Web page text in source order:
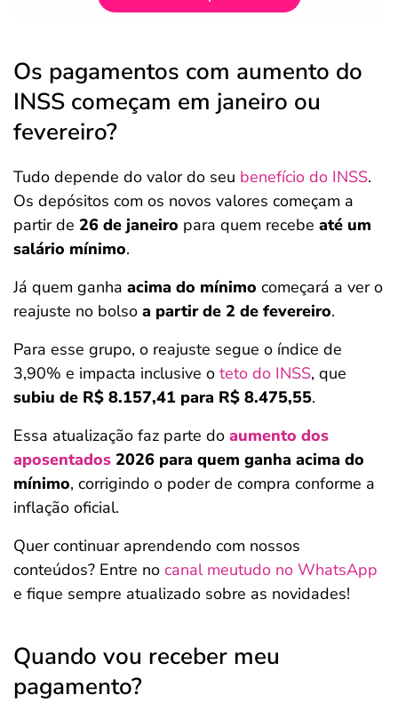
Os pagamentos com aumento do
INSS começam em janeiro ou
fevereiro?
Tudo depende do valor do seu benefício do INSS.
Os depósitos com os novos valores começam a
partir de 26 de janeiro para quem recebe até um
salário mínimo.
Já quem ganha acima do mínimo começará a ver o
reajuste no bolso a partir de 2 de fevereiro.
Para esse grupo, o reajuste segue o índice de
3,90% e impacta inclusive o teto do INSS, que
subiu de R$ 8.157,41 para R$ 8.475,55.
Essa atualização faz parte do aumento dos
aposentados 2026 para quem ganha acima do
mínimo, corrigindo o poder de compra conforme a
inflação oficial.
Quer continuar aprendendo com nossos
conteúdos? Entre no canal meutudo no WhatsApp
e fique sempre atualizado sobre as novidades!
Quando vou receber meu
pagamento?